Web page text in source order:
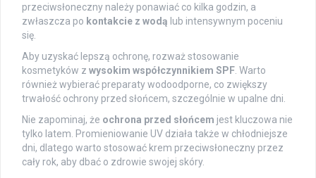
przeciwsłoneczny należy ponawiać co kilka godzin, a
zwłaszcza po kontakcie z wodą lub intensywnym poceniu
się.
Aby uzyskać lepszą ochronę, rozważ stosowanie
kosmetyków z wysokim współczynnikiem SPF. Warto
również wybierać preparaty wodoodporne, co zwiększy
trwałość ochrony przed słońcem, szczególnie w upalne dni.
Nie zapominaj, że ochrona przed słońcem jest kluczowa nie
tylko latem. Promieniowanie UV działa także w chłodniejsze
dni, dlatego warto stosować krem przeciwsłoneczny przez
cały rok, aby dbać o zdrowie swojej skóry.